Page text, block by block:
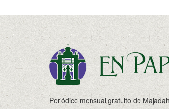
Periódico mensual gratuito de